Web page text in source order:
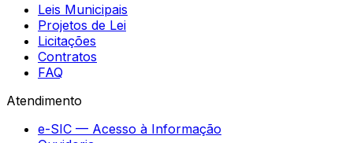
Leis Municipais
Projetos de Lei
Licitações
Contratos
FAQ
Atendimento
e-SIC — Acesso à Informação